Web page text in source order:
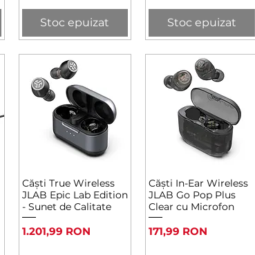
Stoc epuizat Stoc epuizat
Afișare rapidă
Căști True Wireless
JLAB Epic Lab Edition
- Sunet de Calitate
Preț
1.201,99 RON
Afișare rapidă
Căști In-Ear Wireless
JLAB Go Pop Plus
Clear cu Microfon
Preț
171,99 RON